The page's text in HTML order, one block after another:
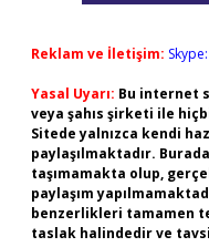
Reklam ve İletişim:
Yasal Uyarı: Bu internet
veya şahıs şirketi ile
Sitede yalnızca kendi
paylaşılmaktadır.
taşımamakta olup,
paylaşım
benzerlikleri tamamen
taslak halindedir ve